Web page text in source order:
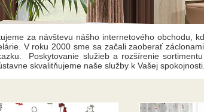
za návštevu nášho internetového obchodu,
V roku 2000 sme sa začali zaoberať
Poskytovanie služieb a rozšírenie
skvalitňujeme naše služby k Vašej spokojnosti.